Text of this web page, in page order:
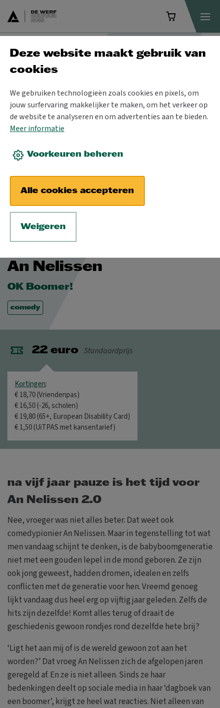
Programma
na vijf jaar pauze is het tijd voor
An Nelissen 2.0
Nee, vroeger was niet alles beter. Dat weet ook
comedypionier An Nelissen. Maar in tegenstelling tot wat
men vandaag schijnt te denken, is de babyboomgeneratie
niet met een gouden lepel in de mond geboren. Ze zijn
ook jong geweest, hadden dromen, idealen en zelfs
conflicten met de generatie voor hen. Vreemd genoeg
lijkt vandaag dus heel erg op vijftig jaar geleden. Zelfs de
hits zijn dezelfde! Komt alles terug of draait de
geschiedenis gewoon rondjes rond dezelfde hete brij?
‘Ligt het aan mij of is de wereld gewoon zot aan het
worden?’ Dat vroeg An Nelissen zich de afgelopen jaren
geregeld af. En ze is niet alleen. Sinds ze haar
bedenkingen deelt op sociale media in haar ‘dagboek van
een boomer’, krijgt ze heel wat reacties. Niet alleen van
ZA 2 DEC 2023
An Nelissen
OK Boomer!
comedy
22 euro Standaardprijs
Kortingen:
€ 18,70 (Vriendenpas)
€ 16,50 (-26, scholen)
€ 19,80 (65+, European Disability Card)
€ 1,50 (UiTPAS met kansentarief)
Deze website maakt gebruik van
cookies
We gebruiken technologieën zoals cookies en pixels, om
jouw surfervaring makkelijker te maken, om het verkeer op
de website te analyseren en om advertenties aan te bieden.
Meer informatie
Voorkeuren beheren
Alle cookies accepteren
Weigeren